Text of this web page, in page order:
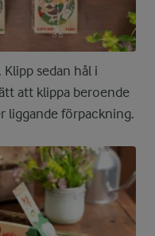
sedan hål i
att klippa beroende
liggande förpackning.